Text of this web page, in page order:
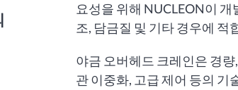
요성을 위해 NUCLEON이
조, 담금질 및 기타 경우에 적
야금 오버헤드 크레인은 경
관 이중화, 고급 제어 등의 기